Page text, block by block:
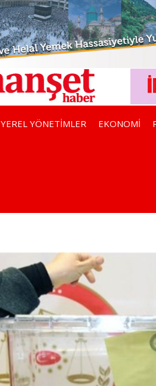
YEREL YÖNETİMLER EKONOMİ